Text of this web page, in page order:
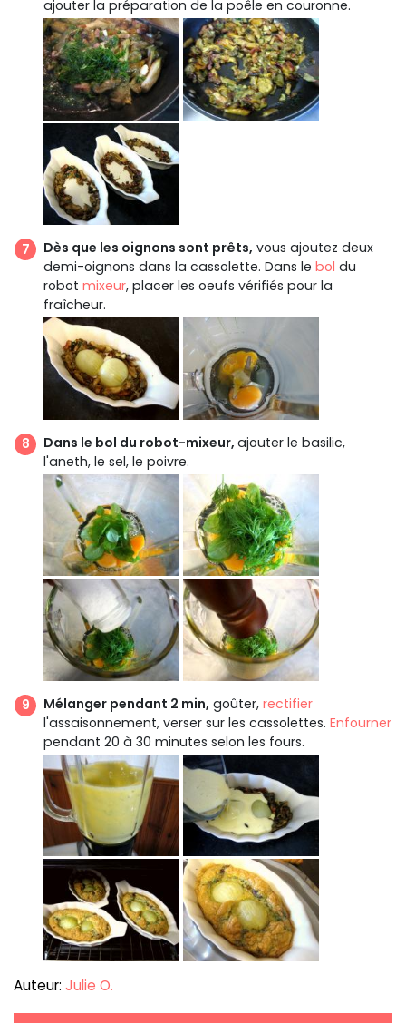
ajouter la préparation de la poêle en couronne.
Dès que les oignons sont prêts, vous ajoutez deux
demi-oignons dans la cassolette. Dans le bol du
robot mixeur, placer les oeufs vérifiés pour la
fraîcheur.
Dans le bol du robot-mixeur, ajouter le basilic,
l'aneth, le sel, le poivre.
Mélanger pendant 2 min, goûter, rectifier
l'assaisonnement, verser sur les cassolettes. Enfourner
pendant 20 à 30 minutes selon les fours.
Auteur: Julie O.